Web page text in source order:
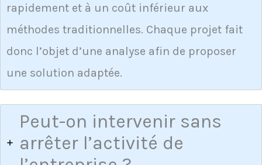
rapidement et à un coût inférieur aux
méthodes traditionnelles. Chaque projet fait
donc l’objet d’une analyse afin de proposer
une solution adaptée.
Peut-on intervenir sans
arrêter l’activité de